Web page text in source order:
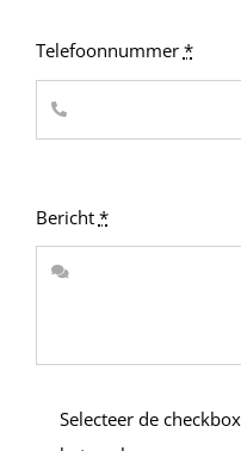
Telefoonnummer *
Bericht *
Selecteer de